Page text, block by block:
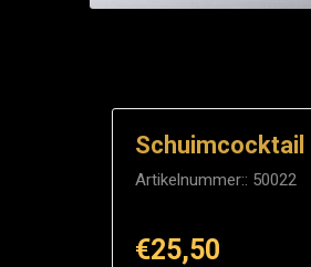
Artikelnummer:: 50022
€25,50